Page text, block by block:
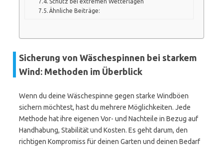
Ähnliche Beiträge:
Sicherung von Wäschespinnen bei starkem
Wind: Methoden im Überblick
Wenn du deine Wäschespinne gegen starke Windböen
sichern möchtest, hast du mehrere Möglichkeiten. Jede
Methode hat ihre eigenen Vor- und Nachteile in Bezug auf
Handhabung, Stabilität und Kosten. Es geht darum, den
richtigen Kompromiss für deinen Garten und deinen Bedarf